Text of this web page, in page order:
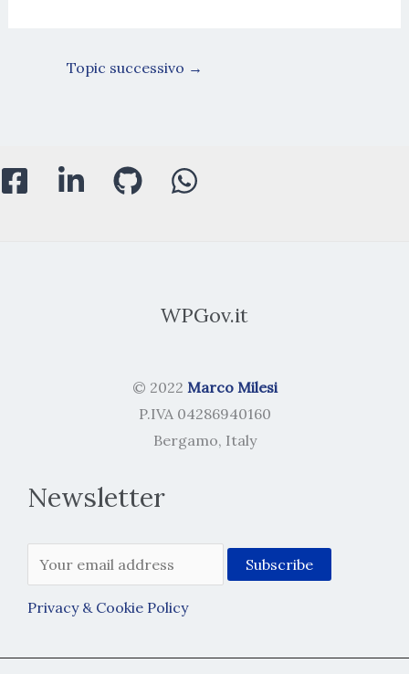
Topic successivo →
WPGov.it
© 2022 Marco Milesi
P.IVA 04286940160
Bergamo, Italy
Newsletter
Privacy & Cookie Policy